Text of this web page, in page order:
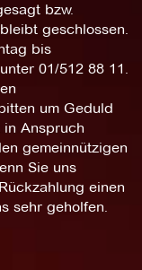
bzw.
geschlossen.
bis
01/512 88 11.
um Geduld
in Anspruch
gemeinnützigen
Sie uns
einen
sehr geholfen.